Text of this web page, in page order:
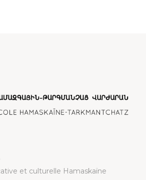
et culturelle Hamaskaïne